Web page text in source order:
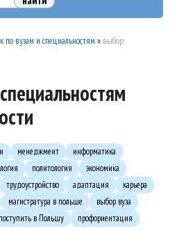
по вузам и специальностям » выбор
менеджмент
информатика
политология
экономика
трудоустройство адаптация
карьера
магистратура в польше
выбор вуза
поступить в Польшу профориентация